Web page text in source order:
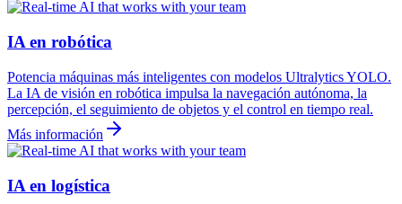
IA en robótica
Potencia máquinas más inteligentes con modelos Ultralytics YOLO.
La IA de visión en robótica impulsa la navegación autónoma, la
percepción, el seguimiento de objetos y el control en tiempo real.
Más información
IA en logística